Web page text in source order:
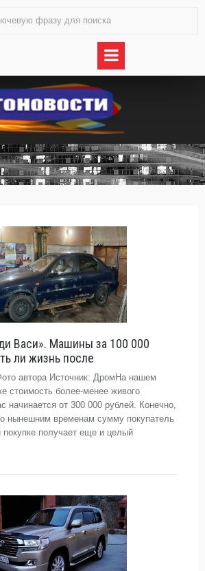
Васи». Машины за 100 000
ли жизнь после
автора Источник: ДромНа нашем
стоимость более-менее живого
начинается от 300 000 рублей. Конечно,
нынешним временам сумму покупатель
покупке получает еще и целый